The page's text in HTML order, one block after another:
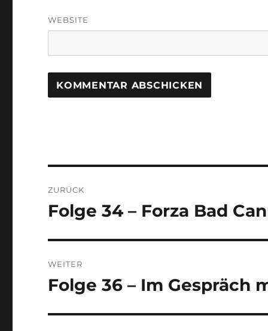
WEBSITE
ZURÜCK
Vorheriger
Folge 34 – Forza Bad
WEITER
Nächster
Folge 36 – Im Gespräch